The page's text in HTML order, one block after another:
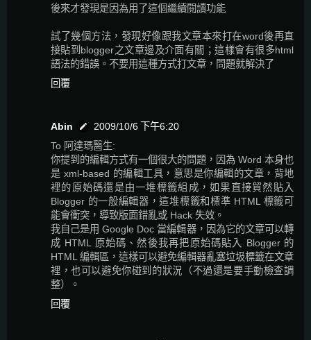
後來才發現是因為用了這個繼續閱讀功能
試了幾個方法，發現好像跟我文章本來打在word後再直
接貼到blogger之文章邊及介面有關；這樣會有很多html
語法的錯誤。不要用這種方式打文章，問題就解決了
回覆
Abin
2009/10/6 下午6:20
To 阿達瑪醫生:
你提到的編輯方式有一個很大的問題，因為 Word 本身也
是 xml-based 的編輯工具，意思是你編輯的文章，背地
裡的原始碼還是由一堆標籤組成，如果直接貿然貼入
Blogger 的一般編輯器，這堆標籤和標準 HTML 標籤可
能會衝突，導致版面錯亂或 Hack 失效。
我自己是用 Google Doc 當編輯器，因為它的文章可以轉
成 HTML 原始碼、然後我再把原始碼貼入 Blogger 的
HTML 編輯區，這樣可以避免編輯器亂塞垃圾標籤在文章
裡，也可以避免你碰到的狀況（不過還是要手動檢查調
整）。
回覆